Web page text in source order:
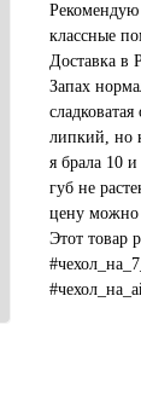
Рекомендую
классные
Доставка в
Запах
липкий, но
я брала 10
губ не
цену можно
Этот товар